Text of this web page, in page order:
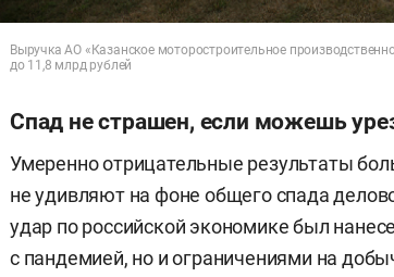
Выручка АО «Казанское моторостроительное
до 11,8 млрд рублей
Спад не страшен, если можешь
Умеренно отрицательные результаты
не удивляют на фоне общего спада
удар по российской экономике был
с пандемией, но и ограничениями на